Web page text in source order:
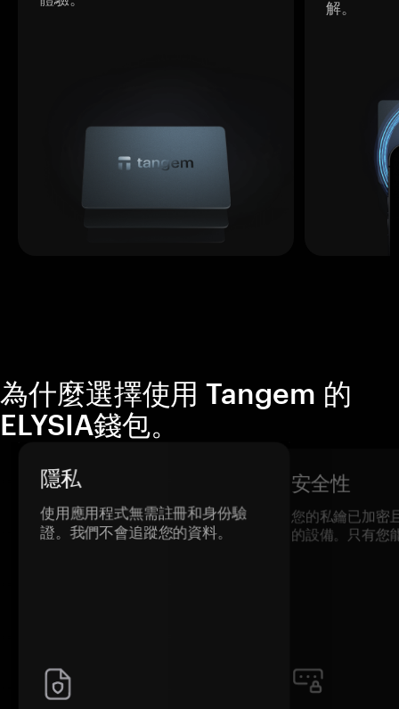
解。
為什麼選擇使用 Tangem 的
ELYSIA錢包。
隱私
使用應用程式無需註冊和身份驗
證。我們不會追蹤您的資料。
安全性
您的私鑰已加密
的設備。只有您